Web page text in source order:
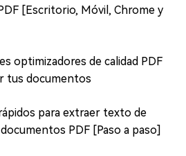
[Escritorio, Móvil, Chrome y
optimizadores de calidad PDF
tus documentos
para extraer texto de
PDF [Paso a paso]